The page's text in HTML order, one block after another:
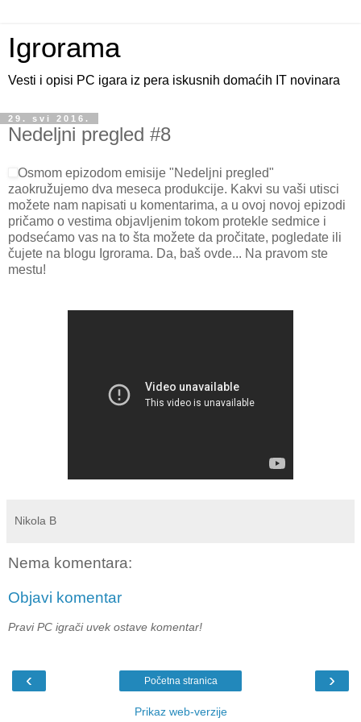
Igrorama
Vesti i opisi PC igara iz pera iskusnih domaćih IT novinara
29. svi 2016.
Nedeljni pregled #8
Osmom epizodom emisije "Nedeljni pregled"
zaokružujemo dva meseca produkcije. Kakvi su vaši utisci
možete nam napisati u komentarima, a u ovoj novoj epizodi
pričamo o vestima objavljenim tokom protekle sedmice i
podsećamo vas na to šta možete da pročitate, pogledate ili
čujete na blogu Igrorama. Da, baš ovde... Na pravom ste
mestu!
Nikola B
Nema komentara:
Objavi komentar
Pravi PC igrači uvek ostave komentar!
‹ ›
Početna stranica
Prikaz web-verzije